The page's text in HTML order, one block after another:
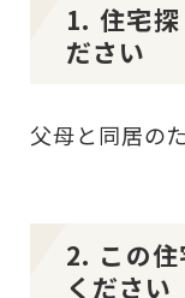
1. 住宅
ださい
父母と同居のた
2. この
ください